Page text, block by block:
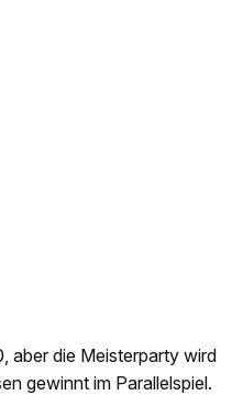
aber die Meisterparty wird
gewinnt im Parallelspiel.